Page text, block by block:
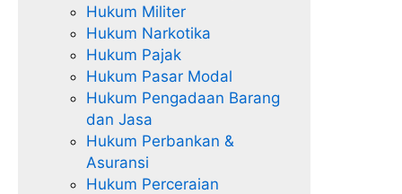
Hukum Militer
Hukum Narkotika
Hukum Pajak
Hukum Pasar Modal
Hukum Pengadaan Barang
dan Jasa
Hukum Perbankan &
Asuransi
Hukum Perceraian